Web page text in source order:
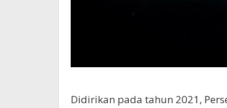
Didirikan pada tahun 2021,